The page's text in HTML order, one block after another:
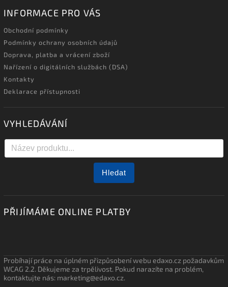
INFORMACE PRO VÁS
Obchodní podmínky
Podmínky ochrany osobních údajů
Doprava, platba a vrácení zboží
Nařízení o digitálních službách (DSA)
Kontakty
Deklarace přístupnosti
VYHLEDÁVÁNÍ
Hledat
PŘIJÍMÁME ONLINE PLATBY
Probíhají práce na úplném přizpůsobení webu edaxo.cz požadavkům
WCAG 2.2. Děkujeme za trpělivost. Pokud narazíte na problém,
kontaktujte nás: marketing@edaxo.cz.